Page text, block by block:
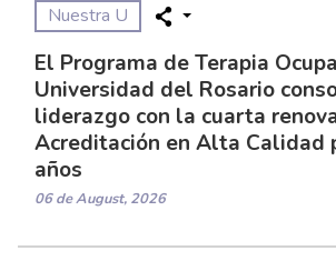
Nuestra U
El Programa de Terapia
Universidad del Rosario
liderazgo con la cuarta
Acreditación en Alta Calidad
años
06 de August, 2026